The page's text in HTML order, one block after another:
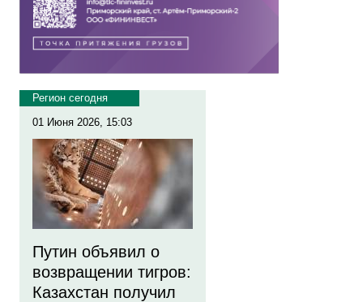
Регион сегодня
01 Июня 2026, 15:03
Путин объявил о
возвращении тигров:
Казахстан получил